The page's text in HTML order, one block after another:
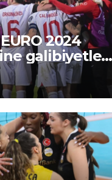
2024
galibiyetle